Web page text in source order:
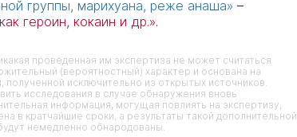
группы, марихуана, реже анаша» –
героин, кокаин и др.».
проведенная им экспертиза не может считаться
(вероятностный) характер и основана на
исключительно из открытых источников.
исследования в случае обнаружения вновь
информация, могущая повлиять на экспертизу,
в кратчайшие сроки, а результаты такой дополнительной
немедленно обнародованы.